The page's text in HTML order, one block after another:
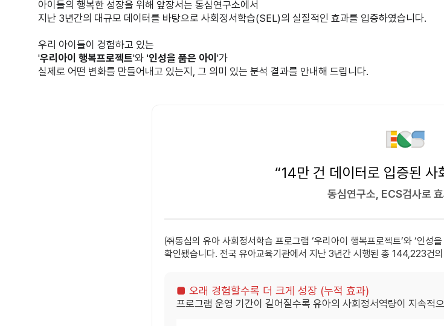
아이들의 행복한 성장을 위해 앞장서는 동심연구소에서
지난 3년간의 대규모 데이터를 바탕으로 사회정서학습(SEL)의 실질적인 효과를 입증하였습니다.
우리 아이들이 경험하고 있는
'우리아이 행복프로젝트'와 '인성을 품은 아이 '가
실제로 어떤 변화를 만들어내고 있는지, 그 의미 있는 분석 결과를 안내해 드립니다.
“14만 건 데이터로 입증된 사
동심연구소, ECS검사로
㈜동심의 유아 사회정서학습 프로그램 ‘우리아이 행복프로젝트’와 ‘인성
확인됐습니다. 전국 유아교육기관에서 지난 3년간 시행된 총 144,223건
■ 오래 경험할수록 더 크게 성장 (누적 효과)
프로그램 운영 기간이 길어질수록 유아의 사회정서역량이 지속적